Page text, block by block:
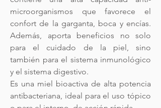
microorganismos que favorece el
confort de la garganta, boca y encías.
Además, aporta beneficios no solo
para el cuidado de la piel, sino
también para el sistema inmunológico
y el sistema digestivo.
Es una miel bioactiva de alta potencia
antibacteriana, ideal para el uso tópico